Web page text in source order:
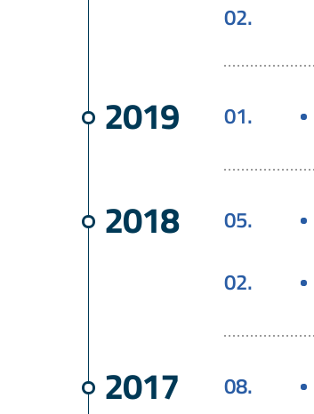
02.
2019 01.
2018 05.
02.
2017 08.